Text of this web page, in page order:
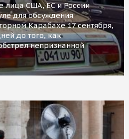
лица США, ЕС и России
для обсуждения
Карабахе 17 сентября,
до того, как
непризнанной